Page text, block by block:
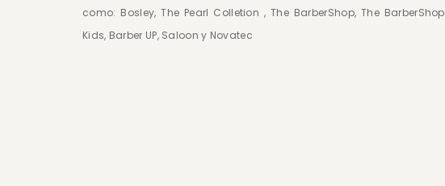
como: Bosley, The Pearl Colletion , The BarberShop, The BarberShop
Kids, Barber UP, Saloon y Novatec